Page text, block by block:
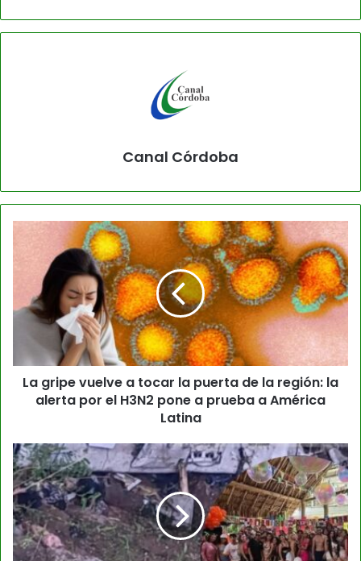
Canal Córdoba
La gripe vuelve a tocar la puerta de la región: la
alerta por el H3N2 pone a prueba a América
Latina